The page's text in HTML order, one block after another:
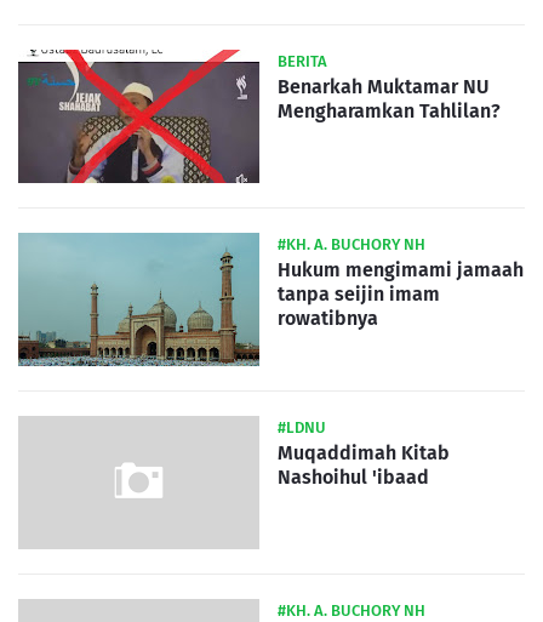
BERITA
Benarkah Muktamar NU
Mengharamkan Tahlilan?
#KH. A. BUCHORY NH
Hukum mengimami jamaah
tanpa seijin imam
rowatibnya
#LDNU
Muqaddimah Kitab
Nashoihul 'ibaad
#KH. A. BUCHORY NH